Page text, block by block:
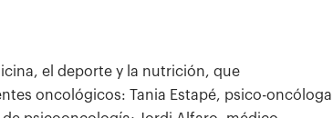
el deporte y la nutrición, que
oncológicos: Tania Estapé, psico-oncóloga